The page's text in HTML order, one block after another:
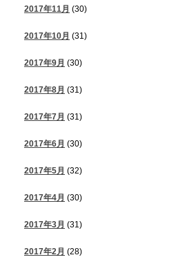
2017年11月 (30)
2017年10月 (31)
2017年9月 (30)
2017年8月 (31)
2017年7月 (31)
2017年6月 (30)
2017年5月 (32)
2017年4月 (30)
2017年3月 (31)
2017年2月 (28)